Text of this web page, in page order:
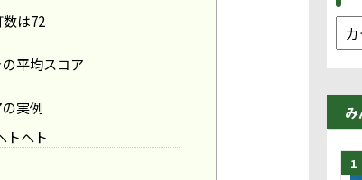
は72
平均スコア
実例
トヘト
1